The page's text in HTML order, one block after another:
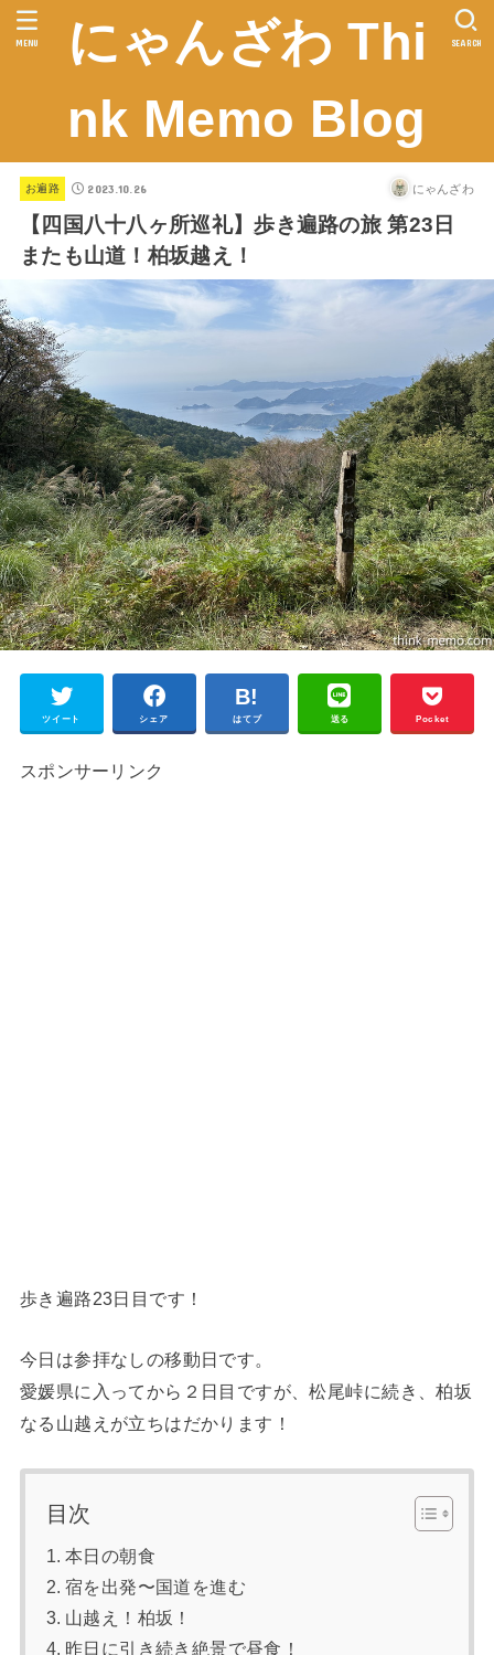
にゃんざわ Thi
nk Memo Blog
SEARCH
MENU
お遍路 2023.10.26 にゃんざわ
【四国八十八ヶ所巡礼】歩き遍路の旅 第23日
またも山道！柏坂越え！
ツイート シェア はてブ 送る Pocket
スポンサーリンク
歩き遍路23日目です！
今日は参拝なしの移動日です。
愛媛県に入ってから２日目ですが、松尾峠に続き、柏坂
なる山越えが立ちはだかります！
目次
本日の朝食
宿を出発〜国道を進む
山越え！柏坂！
昨日に引き続き絶景で昼食！